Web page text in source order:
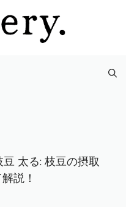
豆 太る: 枝豆の摂取
説！